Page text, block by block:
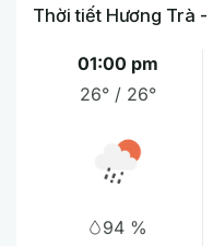
Thời tiết Hương Trà
01:00 pm
26° / 26°
94 %